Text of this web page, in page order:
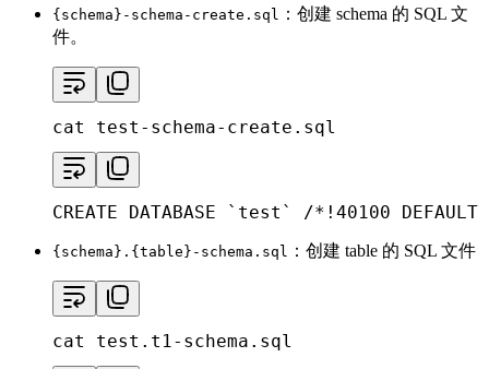
{schema}-schema-create.sql ：创建 schema 的 SQL 文
件。
cat test-schema-create.sql
CREATE DATABASE ` test ` /*!40100 DEFAULT
{schema}.{table}-schema.sql ：创建 table 的 SQL 文件
cat test.t1-schema.sql